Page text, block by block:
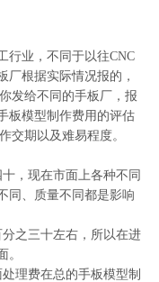
行业，不同于以往CNC
厂根据实际情况报的，
发给不同的手板厂，报
板模型制作费用的评估
交期以及难易程度。
，现在市面上各种不同
同、质量不同都是影响
之三十左右，所以在进
。
理费在总的手板模型制